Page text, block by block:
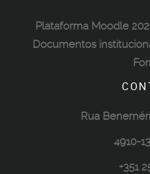
Plataforma Moodle
Documentos
Rua
4910-
+351